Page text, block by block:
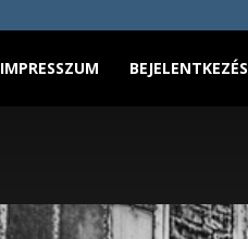
IMPRESSZUM BEJELENTKEZÉS